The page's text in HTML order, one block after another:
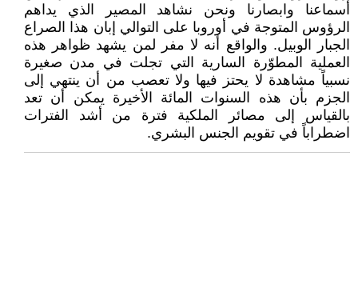
أسماعنا وابصارنا ونحن نشاهد المصير الذي يداهم
الرؤوس المتوجة في أوروبا على التوالي إبان هذا الصراع
الجبار الوبيل. والواقع أنه لا مفر لمن يشهد ظواهر هذه
العملية المطوّرة السارية التي تجلت في مدن صغيرة
نسبياً مشاهدة لا يحتز فيها ولا تعصب من أن ينتهي إلى
الجزم بأن هذه السنوات المائة الأخيرة يمكن أن تعد
بالقياس إلى مصائر الملكية فترة من أشد الفترات
اضطراباً في تقويم الجنس البشري.